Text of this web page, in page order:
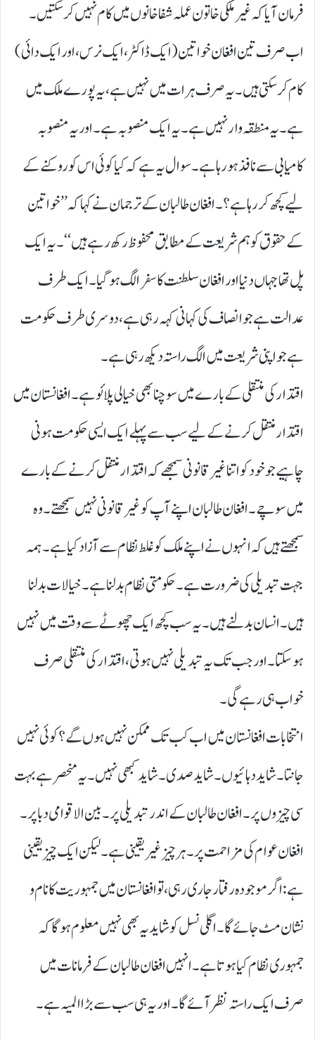
فرمان آیا کہ غیر ملکی خاتون عملہ شفاخانوں میں کام نہیں کر سکتیں۔
اب صرف تین افغان خواتین ( ایک ڈاکٹر، ایک نرس، اور ایک دائی)
کام کر سکتی ہیں۔ یہ صرف ہرات میں نہیں ہے، یہ پورے ملک میں
ہے۔ یہ منطقہ وار نہیں ہے۔ یہ ایک منصوبہ ہے۔ اور یہ منصوبہ
کامیابی سے نافذ ہو رہا ہے۔ سوال یہ ہے کہ کیا کوئی اس کو روکنے کے
لیے کچھ کر رہا ہے؟۔ افغان طالبان کے ترجمان نے کہا کہ ’’ خواتین
کے حقوق کو ہم شریعت کے مطابق محفوظ رکھ رہے ہیں‘‘۔ یہ ایک
پل تھا جہاں دنیا اور افغان سلطنت کا سفر الگ ہو گیا۔ ایک طرف
عدالت ہے جو انصاف کی کہانی کہہ رہی ہے، دوسری طرف حکومت
ہے جو اپنی شریعت میں الگ راستہ دیکھ رہی ہے۔
اقتدار کی منتقلی کے بارے میں سوچنا بھی خیالی پلائو ہے۔ افغانستان میں
اقتدار منتقل کرنے کے لیے سب سے پہلے ایک ایسی حکومت ہونی
چاہیے جو خود کو اتنا غیر قانونی سمجھے کہ اقتدار منتقل کرنے کے بارے
میں سوچے۔ افغان طالبان اپنے آپ کو غیر قانونی نہیں سمجھتے۔ وہ
سمجھتے ہیں کہ انہوں نے اپنے ملک کو غلط نظام سے آزاد کیا ہے۔ ہمہ
جہت تبدیلی کی ضرورت ہے۔ حکومتی نظام بدلنا ہے۔ خیالات بدلنا
ہیں۔ انسان بدلنے ہیں۔ یہ سب کچھ ایک چھوٹے سے وقت میں نہیں
ہو سکتا۔ اور جب تک یہ تبدیلی نہیں ہوتی، اقتدار کی منتقلی صرف
خواب ہی رہے گی۔
انتخابات افغانستان میں اب کب تک ممکن نہیں ہوں گے؟ کوئی نہیں
جانتا۔ شاید دہائیوں۔ شاید صدی۔ شاید کبھی نہیں۔ یہ منحصر ہے بہت
سی چیزوں پر۔ افغان طالبان کے اندر تبدیلی پر۔ بین الاقوامی دبا پر۔
افغان عوام کی مزاحمت پر۔ ہر چیز غیر یقینی ہے۔ لیکن ایک چیز یقینی
ہے: اگر موجودہ رفتار جاری رہی، تو افغانستان میں جمہوریت کا نام و
نشان مٹ جائے گا۔ اگلی نسل کو شاید یہ بھی نہیں معلوم ہوگا کہ
جمہوری نظام کیا ہوتا ہے۔ انہیں افغان طالبان کے فرمانات میں
صرف ایک راستہ نظر آئے گا۔ اور یہ ہی سب سے بڑا المیہ ہے۔